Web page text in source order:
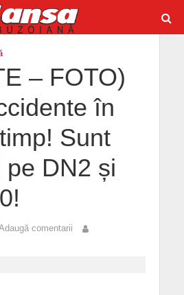
– FOTO)
în
Sunt
pe DN2 și
comentarii